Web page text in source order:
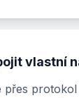
vlastní